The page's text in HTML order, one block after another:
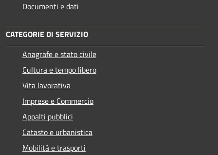
Documenti e dati
CATEGORIE DI SERVIZIO
Anagrafe e stato civile
Cultura e tempo libero
Vita lavorativa
Imprese e Commercio
Appalti pubblici
Catasto e urbanistica
Mobilità e trasporti